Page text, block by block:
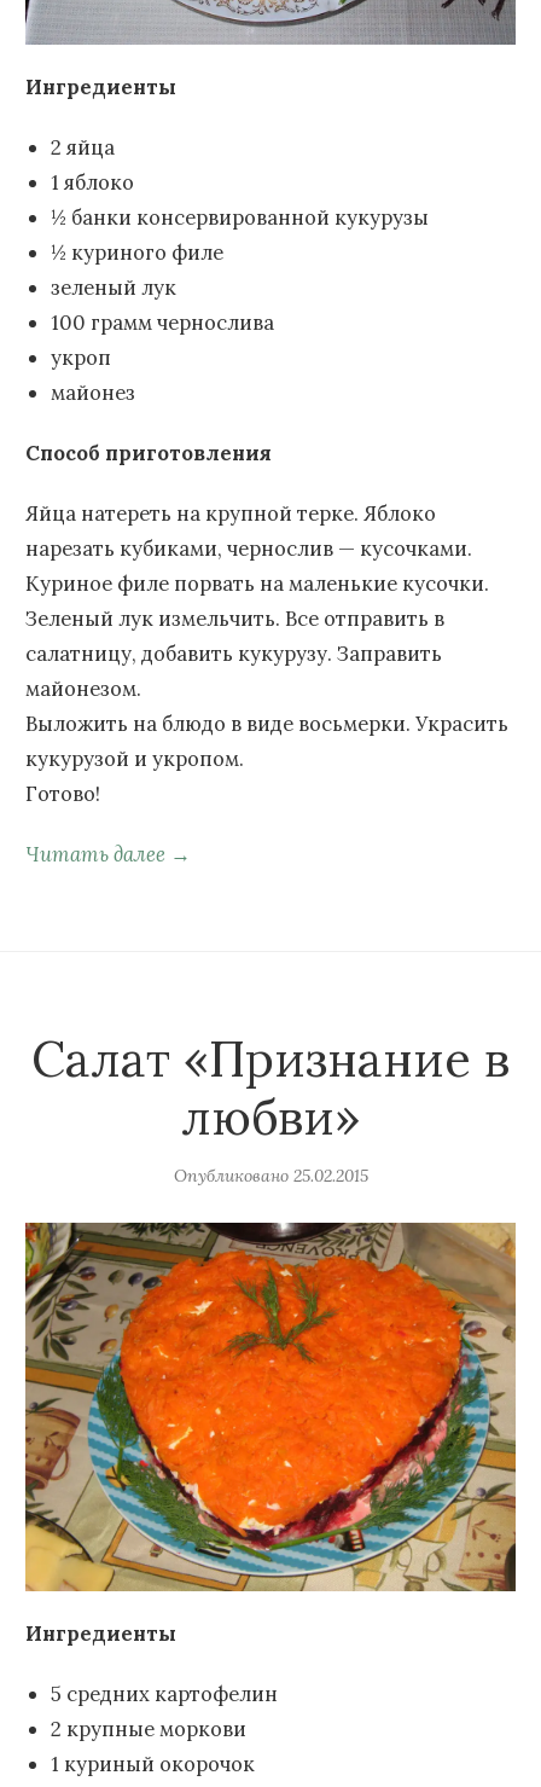
Ингредиенты
2 яйца
1 яблоко
½ банки консервированной кукурузы
½ куриного филе
зеленый лук
100 грамм чернослива
укроп
майонез
Способ приготовления
Яйца натереть на крупной терке. Яблоко
нарезать кубиками, чернослив — кусочками.
Куриное филе порвать на маленькие кусочки.
Зеленый лук измельчить. Все отправить в
салатницу, добавить кукурузу. Заправить
майонезом.
Выложить на блюдо в виде восьмерки. Украсить
кукурузой и укропом.
Готово!
Читать далее →
Салат «Признание в
любви»
Опубликовано 25.02.2015
Ингредиенты
5 средних картофелин
2 крупные моркови
1 куриный окорочок